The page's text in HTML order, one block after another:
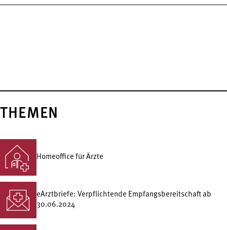
THEMEN
Homeoffice für Ärzte
eArztbriefe: Verpflichtende Empfangsbereitschaft ab
30.06.2024